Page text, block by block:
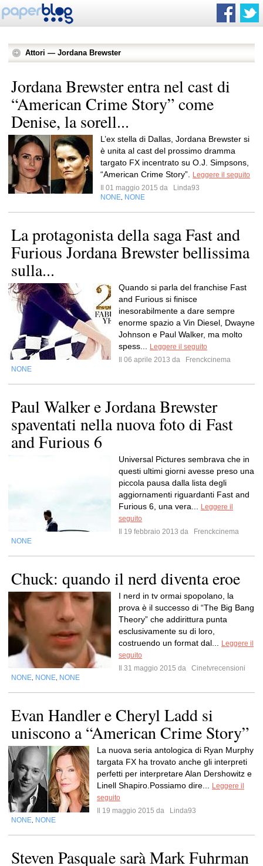
Attori — Jordana Brewster
Jordana Brewster entra nel cast di
“American Crime Story” come
Denise, la sorell...
L’ex stella di Dallas, Jordana Brewster si
è unita al cast del prossimo dramma
targato FX incentrato su O.J. Simpsons,
“American Crime Story”.
Leggere il seguito
Il 01 maggio 2015 da
Linda93
NONE NONE
La protagonista della saga Fast and
Furious Jordana Brewster bellissima
sulla...
Quando si parla del franchise Fast
and Furious si finisce
inesorabilmente a dare sempre
enorme spazio a Vin Diesel, Dwayne
Johnson e Paul Walker, ma molto
spess...
Leggere il seguito
Il 06 aprile 2013 da
Frenckcinema
NONE
Paul Walker e Jordana Brewster
spaventati nella nuova foto di Fast
and Furious 6
Universal Pictures sembrava che in
questi ultimi giorni avesse preso una
piccola pausa dalla lista degli
aggiornamenti riguardanti Fast and
Furious 6, una vera...
Leggere il
seguito
Il 19 febbraio 2013 da
Frenckcinema
NONE
Chuck: quando il nerd diventa eroe
I nerd in tv ormai spopolano, la
prova è il successo di “The Big Bang
Theory” che addirittura punta
esclusivamente su di loro,
costruendo un format dal...
Leggere il
seguito
Il 31 maggio 2015 da
Cinetvrecensioni
NONE NONE NONE
Evan Handler e Cheryl Ladd si
uniscono a “American Crime Story”
La nuova seria antologica di Ryan Murphy
targata FX ha trovato anche gli interpreti
perfetti per interpretare Alan Dershowitz e
Linell Shapiro.Possiamo dire...
Leggere il
seguito
Il 19 maggio 2015 da
Linda93
NONE NONE
Steven Pasquale sarà Mark Fuhrman